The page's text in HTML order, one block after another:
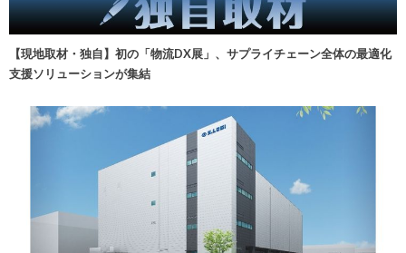
【現地取材・独自】初の「物流DX展」、サプライチェーン全体の最適化
支援ソリューションが集結